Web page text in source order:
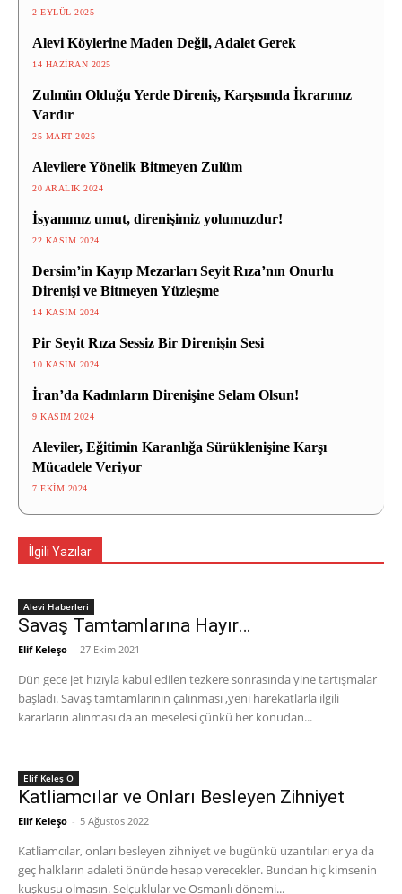
2 EYLÜL 2025
Alevi Köylerine Maden Değil, Adalet Gerek
14 HAZIRAN 2025
Zulmün Olduğu Yerde Direniş, Karşısında İkrarımız
Vardır
25 MART 2025
Alevilere Yönelik Bitmeyen Zulüm
20 ARALIK 2024
İsyanımız umut, direnişimiz yolumuzdur!
22 KASIM 2024
Dersim’in Kayıp Mezarları Seyit Rıza’nın Onurlu
Direnişi ve Bitmeyen Yüzleşme
14 KASIM 2024
Pir Seyit Rıza Sessiz Bir Direnişin Sesi
10 KASIM 2024
İran’da Kadınların Direnişine Selam Olsun!
9 KASIM 2024
Aleviler, Eğitimin Karanlığa Sürüklenişine Karşı
Mücadele Veriyor
7 EKIM 2024
İlgili Yazılar
Alevi Haberleri
Savaş Tamtamlarına Hayır…
Elif Keleşo - 27 Ekim 2021
Dün gece jet hızıyla kabul edilen tezkere sonrasında yine tartışmalar
başladı. Savaş tamtamlarının çalınması ,yeni harekatlarla ilgili
kararların alınması da an meselesi çünkü her konudan...
Elif Keleş O
Katliamcılar ve Onları Besleyen Zihniyet
Elif Keleşo - 5 Ağustos 2022
Katliamcılar, onları besleyen zihniyet ve bugünkü uzantıları er ya da
geç halkların adaleti önünde hesap verecekler. Bundan hiç kimsenin
kuşkusu olmasın. Selçuklular ve Osmanlı dönemi...